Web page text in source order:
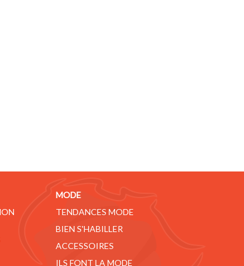
MODE
TENDANCES MODE
BIEN S'HABILLER
ACCESSOIRES
ILS FONT LA MODE